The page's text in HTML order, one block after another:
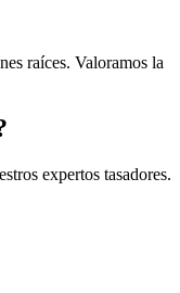
raíces. Valoramos la
expertos tasadores.